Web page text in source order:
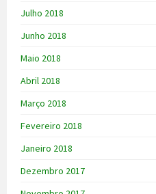
Julho 2018
Junho 2018
Maio 2018
Abril 2018
Março 2018
Fevereiro 2018
Janeiro 2018
Dezembro 2017